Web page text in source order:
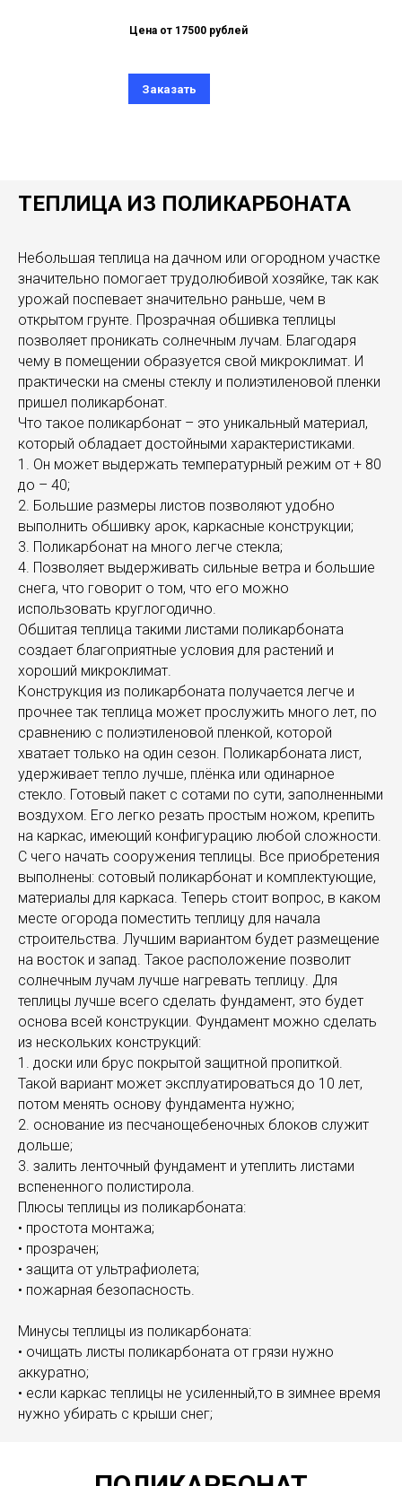
Цена от 17500 рублей
Заказать
ТЕПЛИЦА ИЗ ПОЛИКАРБОНАТА
Небольшая теплица на дачном или огородном участке
значительно помогает трудолюбивой хозяйке, так как
урожай поспевает значительно раньше, чем в
открытом грунте. Прозрачная обшивка теплицы
позволяет проникать солнечным лучам. Благодаря
чему в помещении образуется свой микроклимат. И
практически на смены стеклу и полиэтиленовой пленки
пришел поликарбонат.
Что такое поликарбонат – это уникальный материал,
который обладает достойными характеристиками.
1. Он может выдержать температурный режим от + 80
до – 40;
2. Большие размеры листов позволяют удобно
выполнить обшивку арок, каркасные конструкции;
3. Поликарбонат на много легче стекла;
4. Позволяет выдерживать сильные ветра и большие
снега, что говорит о том, что его можно
использовать круглогодично.
Обшитая теплица такими листами поликарбоната
создает благоприятные условия для растений и
хороший микроклимат.
Конструкция из поликарбоната получается легче и
прочнее так теплица может прослужить много лет, по
сравнению с полиэтиленовой пленкой, которой
хватает только на один сезон. Поликарбоната лист,
удерживает тепло лучше, плёнка или одинарное
стекло. Готовый пакет с сотами по сути, заполненными
воздухом. Его легко резать простым ножом, крепить
на каркас, имеющий конфигурацию любой сложности.
С чего начать сооружения теплицы. Все приобретения
выполнены: сотовый поликарбонат и комплектующие,
материалы для каркаса. Теперь стоит вопрос, в каком
месте огорода поместить теплицу для начала
строительства. Лучшим вариантом будет размещение
на восток и запад. Такое расположение позволит
солнечным лучам лучше нагревать теплицу. Для
теплицы лучше всего сделать фундамент, это будет
основа всей конструкции. Фундамент можно сделать
из нескольких конструкций:
1. доски или брус покрытой защитной пропиткой.
Такой вариант может эксплуатироваться до 10 лет,
потом менять основу фундамента нужно;
2. основание из песчанощебеночных блоков служит
дольше;
3. залить ленточный фундамент и утеплить листами
вспененного полистирола.
Плюсы теплицы из поликарбоната:
• простота монтажа;
• прозрачен;
• защита от ультрафиолета;
• пожарная безопасность.
Минусы теплицы из поликарбоната:
• очищать листы поликарбоната от грязи нужно
аккуратно;
• если каркас теплицы не усиленный,то в зимнее время
нужно убирать с крыши снег;